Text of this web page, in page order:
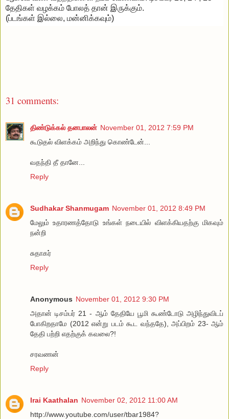
தேதிகள் வழக்கம் போலத் தான் இருக்கும்.
(ப்டங்கள் இல்லை, மன்னிக்கவும்)
31 comments:
திண்டுக்கல் தனபாலன் November 01, 2012 7:59 PM
கூடுதல் விளக்கம் அறிந்து கொண்டேன்...
வதந்தி தீ தானே...
Reply
Sudhakar Shanmugam November 01, 2012 8:49 PM
மேலும் உதாரணத்தோடு உங்கள் நடையில் விளக்கியதற்கு மிகவும்
நன்றி
சுதாகர்
Reply
Anonymous November 01, 2012 9:30 PM
அதான் டிசம்பர் 21 - ஆம் தேதியே பூமி கூண்டோடு அழிந்துவிடப்
போகிறதாமே (2012 என்று படம் கூட வந்ததே), அப்பிறம் 23- ஆம்
தேதி பற்றி எதற்குக் கவலை?!
சரவணன்
Reply
Irai Kaathalan November 02, 2012 11:00 AM
http://www.youtube.com/user/tbar1984?